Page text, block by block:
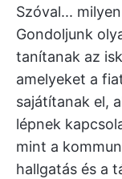
Szóval... milyen
Gondoljunk
tanítanak az
amelyeket a
sajátítanak el,
lépnek
mint a
hallgatás és a